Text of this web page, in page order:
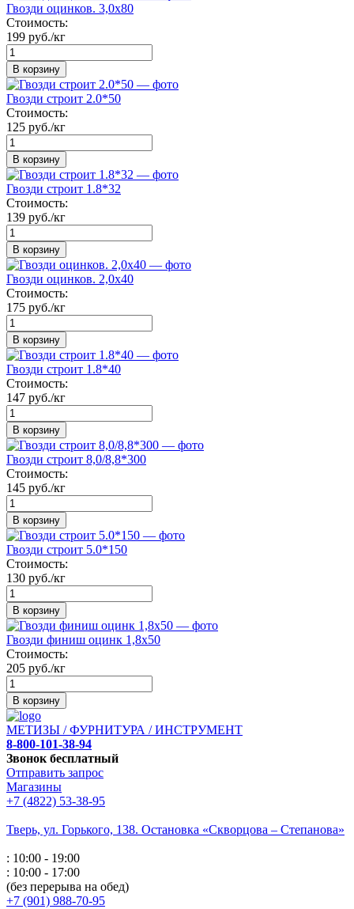
Гвозди оцинков. 3,0х80
Стоимость:
199 руб./кг
В корзину
Гвозди строит 2.0*50
Стоимость:
125 руб./кг
В корзину
Гвозди строит 1.8*32
Стоимость:
139 руб./кг
В корзину
Гвозди оцинков. 2,0х40
Стоимость:
175 руб./кг
В корзину
Гвозди строит 1.8*40
Стоимость:
147 руб./кг
В корзину
Гвозди строит 8,0/8,8*300
Стоимость:
145 руб./кг
В корзину
Гвозди строит 5.0*150
Стоимость:
130 руб./кг
В корзину
Гвозди финиш оцинк 1,8х50
Стоимость:
205 руб./кг
В корзину
МЕТИЗЫ / ФУРНИТУРА / ИНСТРУМЕНТ
8-800-101-38-94
Звонок бесплатный
Отправить запрос
Магазины
+7 (4822) 53-38-95
Тверь, ул. Горького, 138. Остановка «Скворцова – Степанова»
: 10:00 - 19:00
: 10:00 - 17:00
(без перерыва на обед)
+7 (901) 988-70-95